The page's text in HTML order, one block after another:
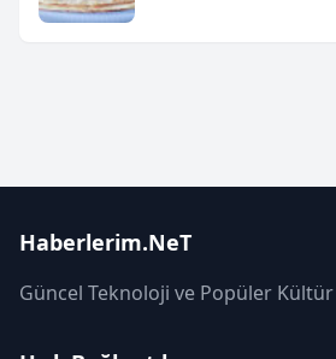
Haberlerim.NeT
Güncel Teknoloji ve Popüler Kültür